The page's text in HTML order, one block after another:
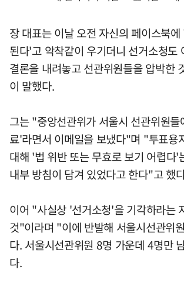
장 대표는 이날 오전 자신의 페이스북
된다'고 악착같이 우기더니 선거소청도
결론을 내려놓고 선관위원들을 압박한
이 말했다.
그는 "중앙선관위가 서울시 선관위원
료'라면서 이메일을 보냈다"며 "투표용
대해 '법 위반 또는 무효로 보기 어렵다'
내부 방침이 담겨 있었다고 한다"고 했
이어 "사실상 '선거소청'을 기각하라는
것"이라며 "이에 반발해 서울시선관위
다. 서울시선관위원 8명 가운데 4명만
다.